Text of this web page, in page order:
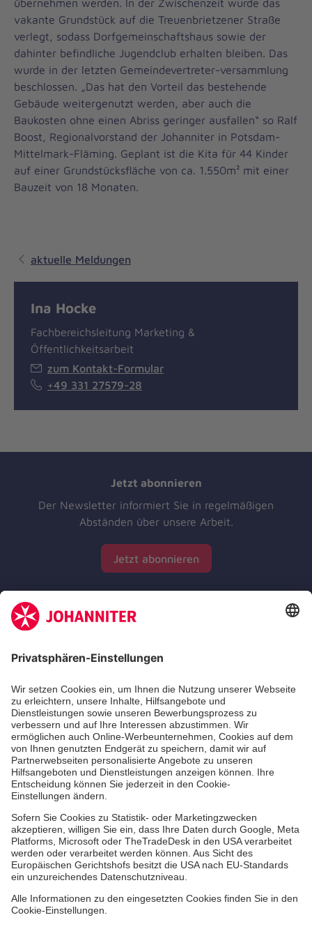
übernehmen werden. In der Zwischenzeit wurde das
vakante Grundstück auf die Treuenbrietzener Straße
verlegt, sodass Dorfgemeinschaftshaus sowie der
dahinter befindliche Jugendclub erhalten bleiben. Das
wurde in der letzten Gemeindevertreter-versammlung
beschlossen. „Das hat den Vorteil das bestehende
Gebäude weitergenutzt werden, aber auch die
Baukosten ohne einen Abriss geringer ausfallen“ so Ralf
Boost, Regionalvorstand der Johanniter in Potsdam-
Mittelmark-Fläming. Geplant ist die Kita für 44 Kinder
auf einer Grundstücksfläche von ca. 1.550m² mit einer
Bauzeit von 18 Monaten.
aktuelle Meldungen
Ina Hocke
Fachbereichsleitung Marketing &
Öffentlichkeitsarbeit
zum Kontakt-Formular
+49 331 27579-28
Jetzt abonnieren
Der Newsletter informiert Sie in regelmäßigen
Abständen über unsere Arbeit.
Jetzt abonnieren
Zertifizierung der Johanniter-Unfall-Hilfe e.V.
Die Johanniter GmbH führt das Spendenzertifikat
des Deutschen Spendenrats e.V.
Dienste & Leistungen
Mitarbeiten & Lernen